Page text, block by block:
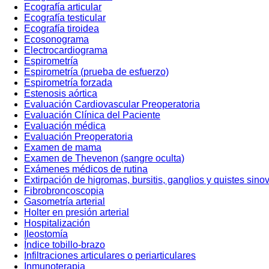
Ecografía articular
Ecografía testicular
Ecografía tiroidea
Ecosonograma
Electrocardiograma
Espirometría
Espirometría (prueba de esfuerzo)
Espirometría forzada
Estenosis aórtica
Evaluación Cardiovascular Preoperatoria
Evaluación Clínica del Paciente
Evaluación médica
Evaluación Preoperatoria
Examen de mama
Examen de Thevenon (sangre oculta)
Exámenes médicos de rutina
Extirpación de higromas, bursitis, ganglios y quistes
Fibrobroncoscopia
Gasometría arterial
Holter en presión arterial
Hospitalización
Ileostomía
Índice tobillo-brazo
Infiltraciones articulares o periarticulares
Inmunoterapia